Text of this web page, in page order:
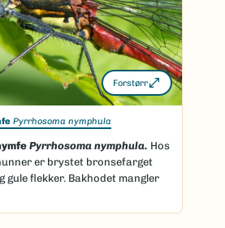
Forstørr
Pyrrhosoma nymphula
Pyrrhosoma nymphula. Hos
er brystet bronsefarget
gule flekker. Bakhodet mangler